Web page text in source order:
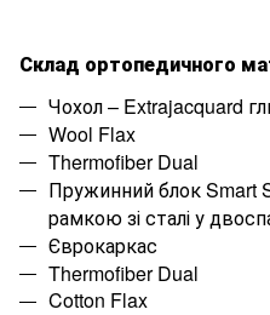
Склад ортопедичного
Чохол – Extrajacquard
Wool Flax
Thermofiber Dual
ПружиннийблокSmart
рамкоюзісталіу
Єврокаркас
Thermofiber Dual
Cotton Flax